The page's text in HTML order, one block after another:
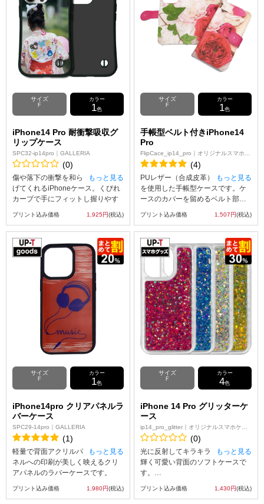
注意ください。
意：
透過画像（背景が透明な画像）を
使用しないようお願いします。
プリントエリア全面にデザイン入
れないと、表面素材を貼り付けて
いる接着剤痕が見えます。
サイズ
F
カラー
1色
iPhone14 Pro 耐衝撃吸収グ
リップケース
SPC32-ip14pro｜GALLERIA
(0)
もっと見る
傷や落下の衝撃を和ら
げてくれるiPhoneケース。くびれ
カーブで手にフィットし握りやす
いです。
UVインクジェット印刷を使って、
アップロードしたオリジナルの画
像をスマホケースの内側へ印刷す
るため印刷面に傷がつきません。
側面には印刷を行わないためご注
意ください。
エディタでの画像作成時のご注
透過画像（背景が透明な画像）を
使用しないようお願いします。
プリントエリア全面にデザイン入
れないと、表面素材を貼り付けて
いる接着剤痕と背面の黒のラバー
プリント込み価格 1,925円(税込)
サイズ
F
カラー
1色
手帳型ベルト付きiPhone14
Pro
FlipCace_ip14_pro｜オリジナルスマホケ
ース
(4)
もっと見る
PUレザー（合成皮革）
を使用した手帳型ケースです。ケ
ースのカバーを留めるベルト部分
にはマグネット使用し、素早い開
閉を可能にしました。内側には
SuicaやPASMOなどの交通系ICカ
ード等を収納可能な、カード用ス
リットがございます。UVインクジ
ェット印刷でオリジナルのデザイ
ンをケースの表面にプリント可
能。※ケースの内側にはプリント
が出来ませんのでご注意ください
なお、iPhone用の手帳型ケース
は、内側に固定されたハードケー
ス(白)にスマートフォン本体をはめ
込んでお使いいただくタイプとな
っております。
プリント込み価格 1,507円(税込)
サイズ
F
カラー
1色
iPhone14pro クリアパネルラ
バーケース
SPC29-14pro｜GALLERIA
(1)
もっと見る
軽量で背面アクリルパ
ネルへの印刷が美しく映えるクリ
アパネルのラバーケースです。
クリアパネルラバーケースはUVイ
ンクジェット印刷を使って、アッ
プリント込み価格 1,980円(税込)
サイズ
F
カラー
4色
iPhone 14 Pro グリッターケ
ース
ip14_pro_glitter｜オリジナルスマホケー
ス
(0)
もっと見る
光に反射してキラキラ
輝く可愛い背面のソフトケースで
す。
スノードームのようにゆっくりと
移動するラメとプリントを組み合
プリント込み価格 1,430円(税込)